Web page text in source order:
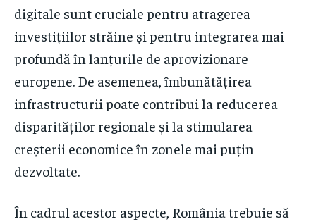
digitale sunt cruciale pentru atragerea
investițiilor străine și pentru integrarea mai
profundă în lanțurile de aprovizionare
europene. De asemenea, îmbunătățirea
infrastructurii poate contribui la reducerea
disparităților regionale și la stimularea
creșterii economice în zonele mai puțin
dezvoltate.
În cadrul acestor aspecte, România trebuie să